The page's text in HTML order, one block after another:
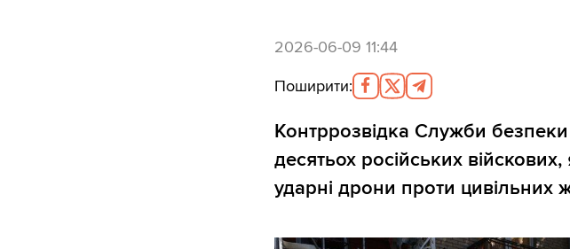
2026-06-09 11:44
Поширити:
Контррозвідка Служби
десятьох російських
ударні дрони проти цивільних